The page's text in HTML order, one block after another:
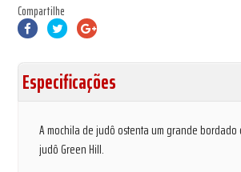
Compartilhe
Especificações
A mochila de judô ostenta um grande
judô Green Hill.